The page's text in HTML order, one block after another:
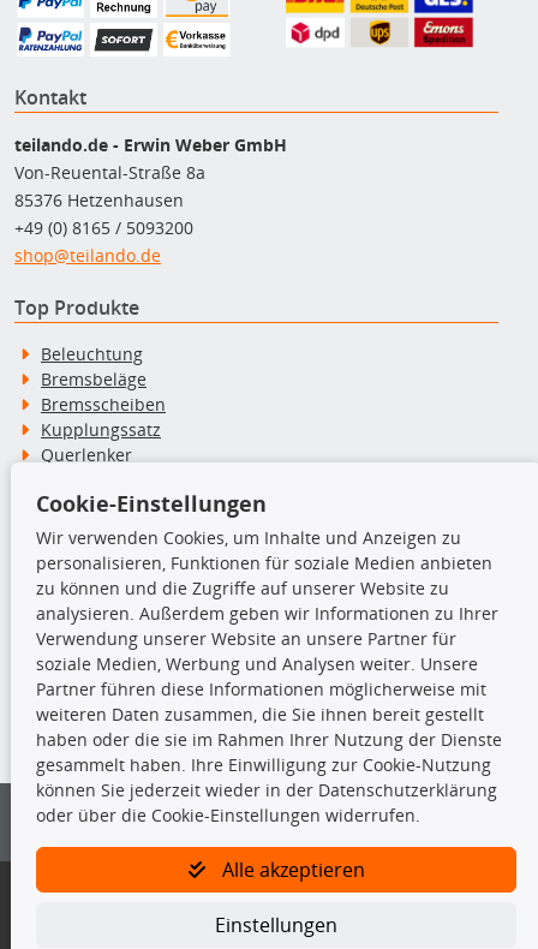
Kontakt
teilando.de - Erwin Weber GmbH
Von-Reuental-Straße 8a
85376 Hetzenhausen
+49 (0) 8165 / 5093200
shop@teilando.de
Top Produkte
Beleuchtung
Bremsbeläge
Bremsscheiben
Kupplungssatz
Querlenker
Stoßdämpfer
TecDoc Inside
Die hier angezeigten Daten insbesondere die gesamte Datenbank dürfen
nicht kopiert werden.
Es ist zu unterlassen, die Daten oder die gesamte Datenbank ohne
vorherige Zustimmung von TecDoc zu vervielfältigen, zu verbreiten
und/oder diese Handlungen durch Dritte ausführen zu lassen. Ein
Bitte prüfen Sie, ob das über unseren Onlineshop identifizierte Ersatzteil
Gegebenenfalls sind ergänzende Informationen notwendig, um
Cookie-Einstellungen
Wir verwenden Cookies, um Inhalte und Anzeigen zu
personalisieren, Funktionen für soziale Medien anbieten
zu können und die Zugriffe auf unserer Website zu
analysieren. Außerdem geben wir Informationen zu Ihrer
Verwendung unserer Website an unsere Partner für
soziale Medien, Werbung und Analysen weiter. Unsere
Partner führen diese Informationen möglicherweise mit
weiteren Daten zusammen, die Sie ihnen bereit gestellt
haben oder die sie im Rahmen Ihrer Nutzung der Dienste
gesammelt haben. Ihre Einwilligung zur Cookie-Nutzung
können Sie jederzeit wieder in der Datenschutzerklärung
oder über die Cookie-Einstellungen widerrufen.
Alle akzeptieren
Einstellungen